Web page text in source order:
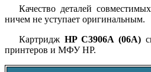
Качество деталей
ничем не уступает оригинальным.
Картридж HPC3906A (06A)
принтеров и МФУ HP.